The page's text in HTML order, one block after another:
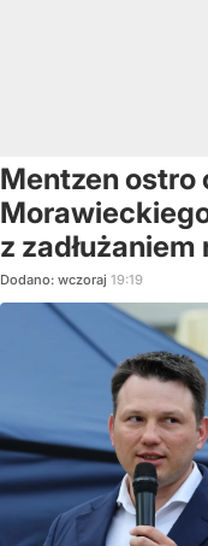
Mentzen ostro
z
Dodano: wczoraj 19:19